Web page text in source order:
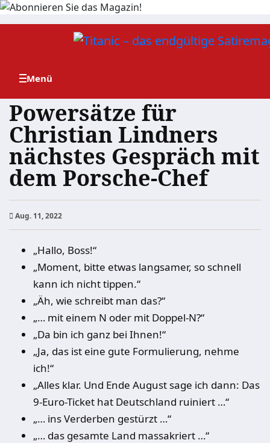
Zum
Powersätze für
Christian Lindners
nächstes Gespräch mit
dem Porsche-Chef
Aug. 11, 2022
„Hallo, Boss!“
„Moment, bitte etwas langsamer, so schnell
kann ich nicht tippen.“
„Äh, wie schreibt man das?“
„… mit einem N oder mit Doppel-N?“
„Da bin ich ganz bei Ihnen!“
„Ja, das ist eine gute Formulierung, nehme
ich!“
„Alles klar. Und Ende August sage ich dann: Das
9-Euro-Ticket hat Deutschland ruiniert …“
„… ins Verderben gestürzt …“
„… das gesamte Land massakriert …“